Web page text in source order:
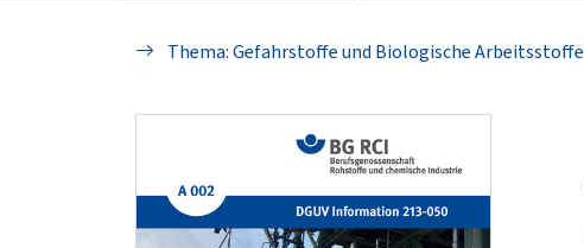
Thema: Gefahrstoffe und Biologische Arbeitsstoffe